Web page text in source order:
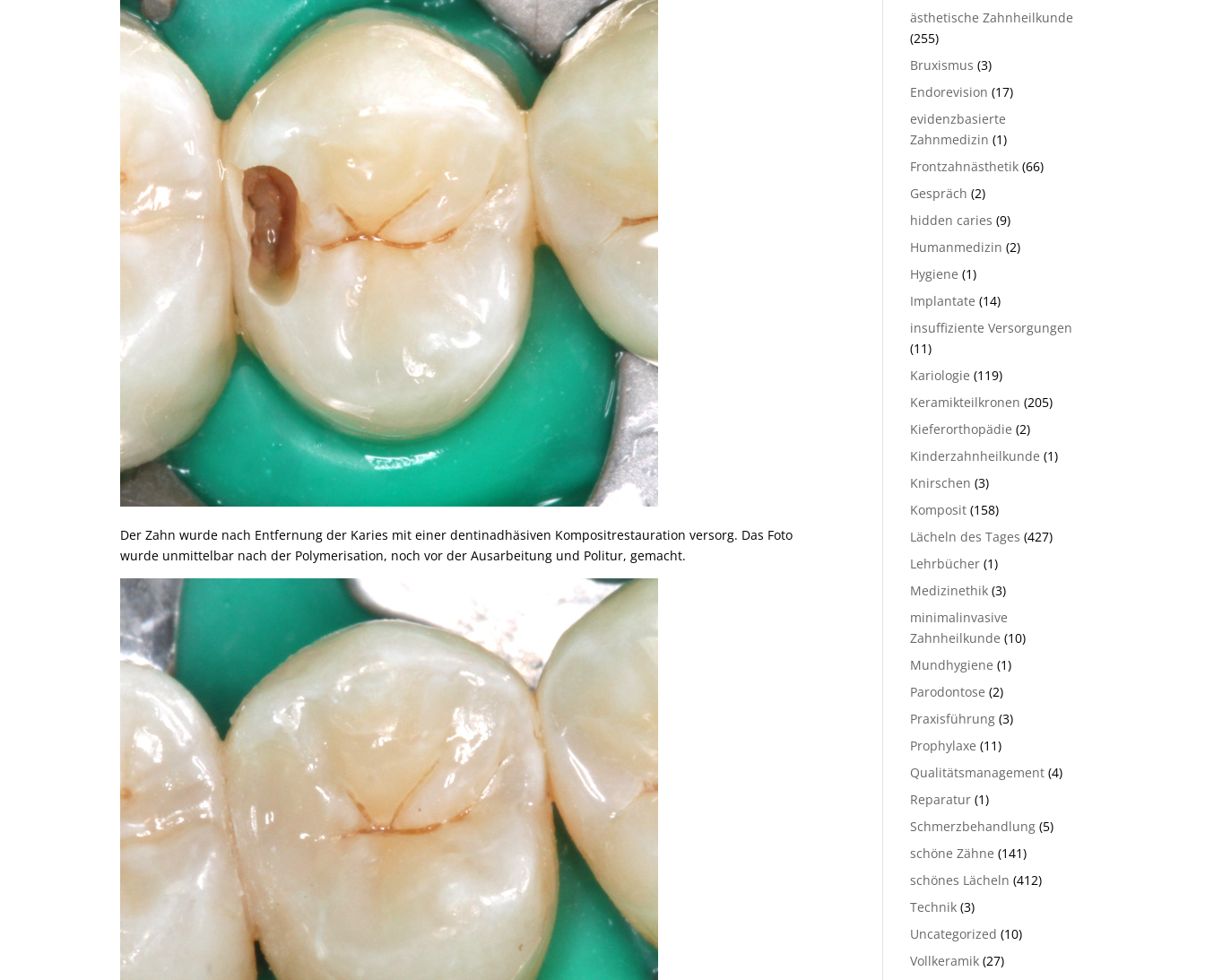
Der Zahn wurde nach Entfernung der Karies mit einer dentinadhäsiven Kompositrestauration versorg. Das Foto
wurde unmittelbar nach der Polymerisation, noch vor der Ausarbeitung und Politur, gemacht.
ästhetische Zahnheilkunde
(255)
Bruxismus (3)
Endorevision (17)
evidenzbasierte
Zahnmedizin (1)
Frontzahnästhetik (66)
Gespräch (2)
hidden caries (9)
Humanmedizin (2)
Hygiene (1)
Implantate (14)
insuffiziente Versorgungen
(11)
Kariologie (119)
Keramikteilkronen (205)
Kieferorthopädie (2)
Kinderzahnheilkunde (1)
Knirschen (3)
Komposit (158)
Lächeln des Tages (427)
Lehrbücher (1)
Medizinethik (3)
minimalinvasive
Zahnheilkunde (10)
Mundhygiene (1)
Parodontose (2)
Praxisführung (3)
Prophylaxe (11)
Qualitätsmanagement (4)
Reparatur (1)
Schmerzbehandlung (5)
schöne Zähne (141)
schönes Lächeln (412)
Technik (3)
Uncategorized (10)
Vollkeramik (27)